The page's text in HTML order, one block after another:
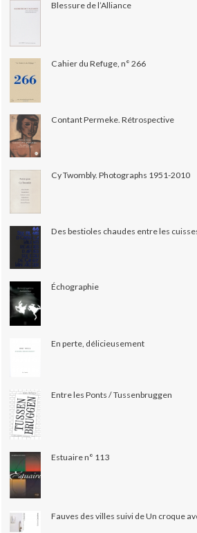
Blessure de l’Alliance
Cahier du Refuge, n° 266
Contant Permeke. Rétrospective
Cy Twombly. Photographs 1951-2010
Des bestioles chaudes entre les
Échographie
En perte, délicieusement
Entre les Ponts / Tussenbruggen
Estuaire n° 113
Fauves des villes suivi de Un croque